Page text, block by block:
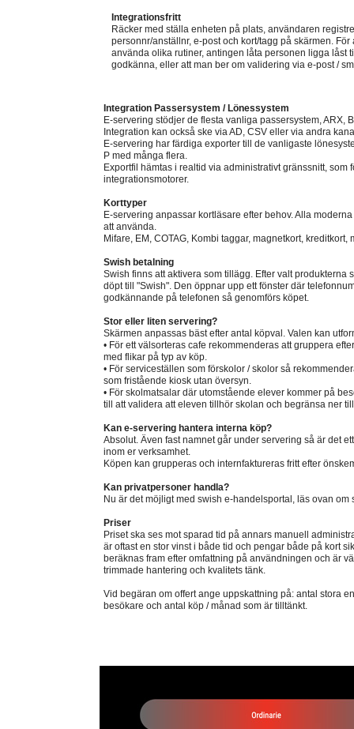
Integrationsfritt
Räcker med ställa enheten på plats, användaren
personnr/anställnr, e-post och kort/tagg på skärmen.
använda olika rutiner, antingen låta personen ligga låst
godkänna, eller att man ber om validering via e-post /
Integration Passersystem / Lönessystem
E-servering stödjer de flesta vanliga passersystem, ARX,
Integration kan också ske via AD, CSV eller via andra
E-servering har färdiga exporter till de vanligaste
P med många flera.
Exportfil hämtas i realtid via administrativt gränssnitt, som
integrationsmotorer.
Korttyper
E-servering anpassar kortläsare efter behov. Alla
att använda.
Mifare, EM, COTAG, Kombi taggar, magnetkort, kreditkort,
Swish betalning
Swish finns att aktivera som tillägg. Efter valt produkterna
döpt till "Swish". Den öppnar upp ett fönster där
godkännande på telefonen så genomförs köpet.
Stor eller liten servering?
Skärmen anpassas bäst efter antal köpval. Valen kan
• För ett välsorteras cafe rekommenderas att gruppera
med flikar på typ av köp.
• För serviceställen som förskolor / skolor så
som fristående kiosk utan översyn.
• För skolmatsalar där utomstående elever kommer på
till att validera att eleven tillhör skolan och begränsa ner
Kan e-servering hantera interna köp?
Absolut. Även fast namnet går under servering så är det
inom er verksamhet.
Köpen kan grupperas och internfaktureras fritt efter
Kan privatpersoner handla?
Nu är det möjligt med swish e-handelsportal, läs ovan om
Priser
Priset ska ses mot sparad tid på annars manuell
är oftast en stor vinst i både tid och pengar både på kort
beräknas fram efter omfattning på användningen och är
trimmade hantering och kvalitets tänk.
Vid begäran om offert ange uppskattning på: antal stora
besökare och antal köp / månad som är tilltänkt.